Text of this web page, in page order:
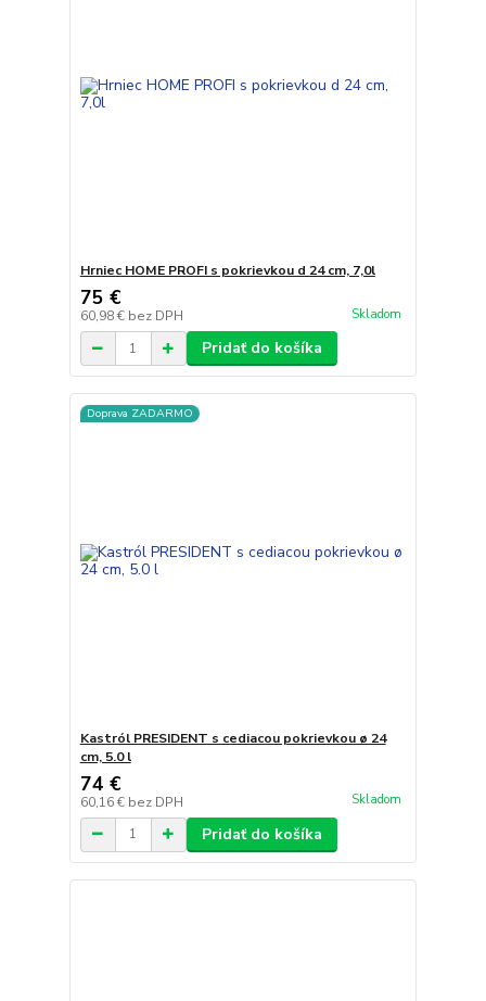
Hrniec HOME PROFI s pokrievkou d 24 cm, 7,0l
75 €
60,98 € bez DPH Skladom
Pridať do košíka
Doprava ZADARMO
Kastról PRESIDENT s cediacou pokrievkou ø 24
cm, 5.0 l
74 €
60,16 € bez DPH Skladom
Pridať do košíka